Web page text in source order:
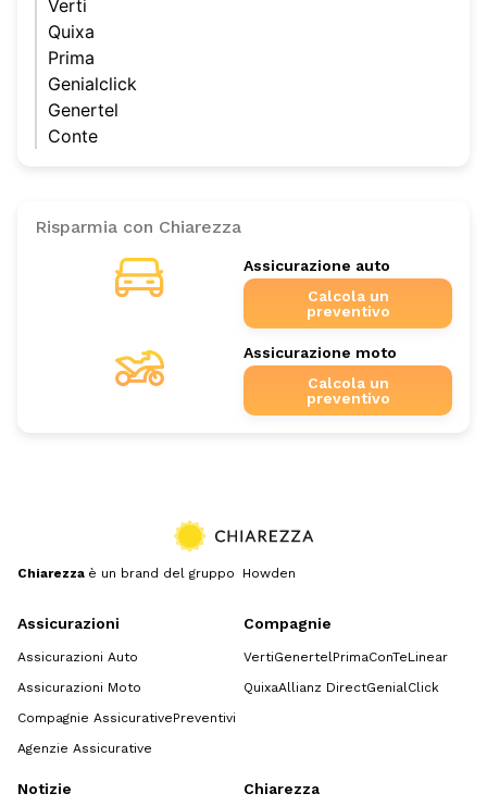
Verti
Quixa
Prima
Genialclick
Genertel
Conte
Risparmia con Chiarezza
Assicurazione auto
Calcola un
preventivo
Assicurazione moto
Calcola un
preventivo
Chiarezza è un brand del gruppo Howden
Assicurazioni
Assicurazioni Auto
Assicurazioni Moto
Compagnie AssicurativePreventivi
Agenzie Assicurative
Compagnie
VertiGenertelPrimaConTeLinear
QuixaAllianz DirectGenialClick
Notizie Chiarezza